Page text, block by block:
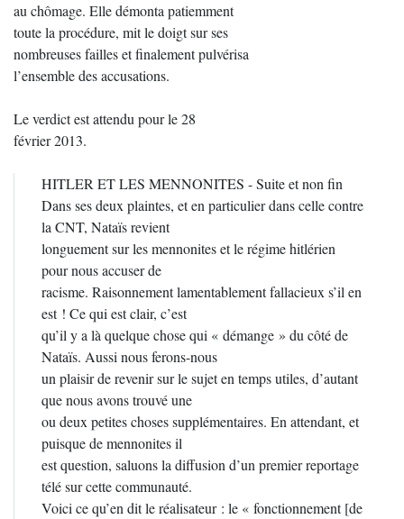
au chômage. Elle démonta patiemment
toute la procédure, mit le doigt sur ses
nombreuses failles et finalement pulvérisa
l’ensemble des accusations.
Le verdict est attendu pour le 28
février 2013.
HITLER ET LES MENNONITES - Suite et non fin
Dans ses deux plaintes, et en particulier dans celle contre
la CNT, Nataïs revient
longuement sur les mennonites et le régime hitlérien
pour nous accuser de
racisme. Raisonnement lamentablement fallacieux s’il en
est ! Ce qui est clair, c’est
qu’il y a là quelque chose qui « démange » du côté de
Nataïs. Aussi nous ferons-nous
un plaisir de revenir sur le sujet en temps utiles, d’autant
que nous avons trouvé une
ou deux petites choses supplémentaires. En attendant, et
puisque de mennonites il
est question, saluons la diffusion d’un premier reportage
télé sur cette communauté.
Voici ce qu’en dit le réalisateur : le « fonctionnement [de